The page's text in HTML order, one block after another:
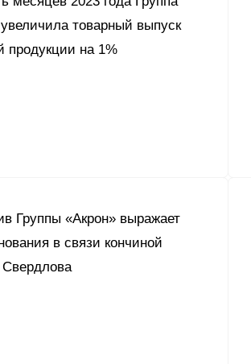
товарный выпуск
продукции на 1%
Группы «Акрон» выражает
в связи кончиной